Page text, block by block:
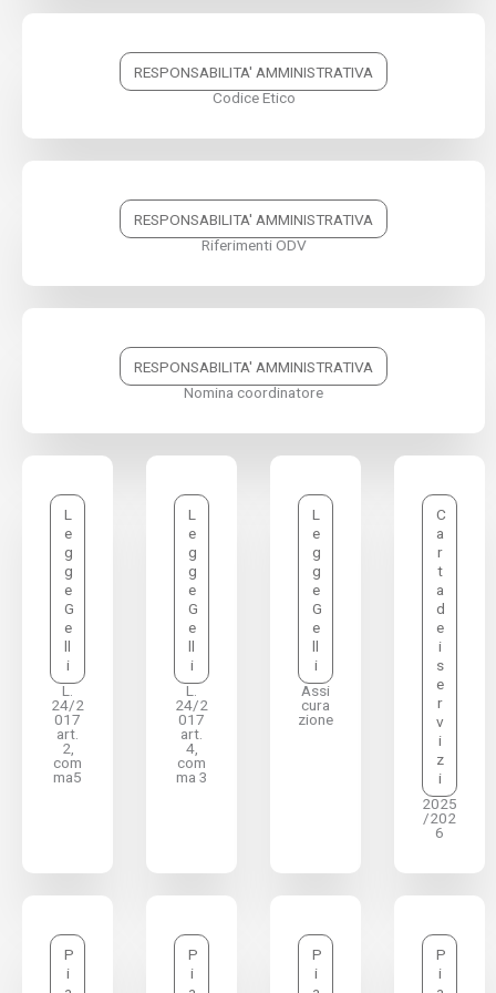
RESPONSABILITA' AMMINISTRATIVA
Codice Etico
RESPONSABILITA' AMMINISTRATIVA
Riferimenti ODV
RESPONSABILITA' AMMINISTRATIVA
Nomina coordinatore
L
e
g
g
e
G
e
ll
i
L.
24/2
017
art.
2,
com
ma5
L
e
g
g
e
G
e
ll
i
L.
24/2
017
art.
4,
com
ma 3
L
e
g
g
e
G
e
ll
i
Assi
cura
zione
C
a
r
t
a
d
e
i
s
e
r
v
i
z
i
2025
/202
6
P
i
P
i
P
i
P
i